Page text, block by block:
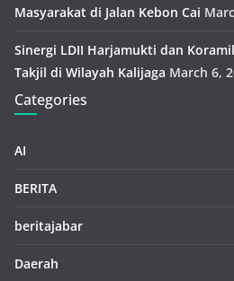
Masyarakat di Jalan Kebon Cai
Sinergi LDII Harjamukti dan
Takjil di Wilayah Kalijaga March 6,
Categories
AI
BERITA
beritajabar
Daerah